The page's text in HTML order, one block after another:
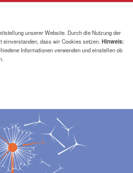
unserer Website. Durch die Nutzung der
einverstanden, dass wir Cookies setzen.Hinweis:
Informationen verwenden und einstellen ob